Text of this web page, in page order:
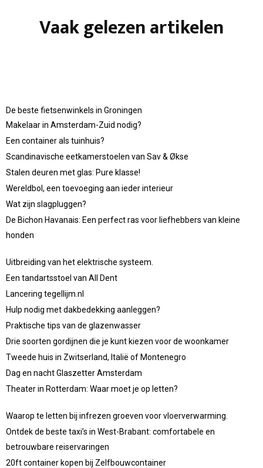
Vaak gelezen artikelen
De beste fietsenwinkels in Groningen
Makelaar in Amsterdam-Zuid nodig?
Een container als tuinhuis?
Scandinavische eetkamerstoelen van Sav & Økse
Stalen deuren met glas: Pure klasse!
Wereldbol, een toevoeging aan ieder interieur
Wat zijn slagpluggen?
De Bichon Havanais: Een perfect ras voor liefhebbers van kleine
honden
Uitbreiding van het elektrische systeem.
Een tandartsstoel van All Dent
Lancering tegellijm.nl
Hulp nodig met dakbedekking aanleggen?
Praktische tips van de glazenwasser
Drie soorten gordijnen die je kunt kiezen voor de woonkamer
Tweede huis in Zwitserland, Italië of Montenegro
Dag en nacht Glaszetter Amsterdam
Theater in Rotterdam: Waar moet je op letten?
Waarop te letten bij infrezen groeven voor vloerverwarming.
Ontdek de beste taxi’s in West-Brabant: comfortabele en
betrouwbare reiservaringen
20ft container kopen bij Zelfbouwcontainer